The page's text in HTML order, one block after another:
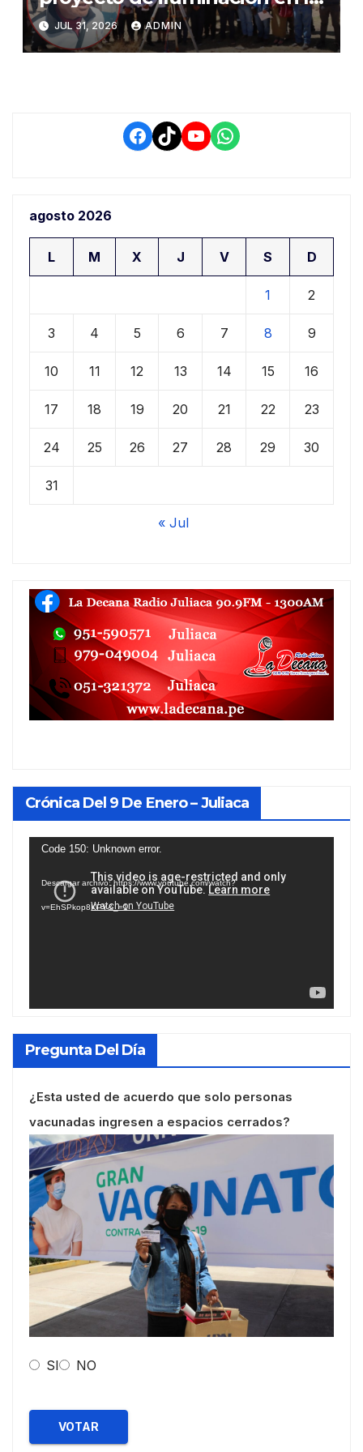
salida a Puno y alertan por
demora que pone en riesgo a
conductores
JUL 31, 2026 ADMIN
Facebook
TikTokYouTube
WhatsApp
agosto 2026
L M X J V S D
1 2
3 4 5 6 7 8 9
10 11 12 13 14 15 16
17 18 19 20 21 22 23
24 25 26 27 28 29 30
31
« Jul
Crónica Del 9 De Enero – Juliaca
Reproductor
vídeo
Code 150: Unknown error.
Descargar archivo: https://www.youtube.com/watch?
v=EhSPkop8KPY&_=1
Pregunta Del Día
¿Esta usted de acuerdo que solo personas
vacunadas ingresen a espacios cerrados?
SI NO
VOTAR